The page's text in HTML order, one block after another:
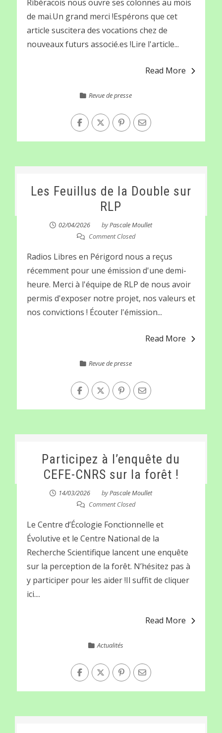
Ribéracois nous ouvre ses colonnes au mois
de mai.Un grand merci !Espérons que cet
article suscitera des vocations chez de
nouveaux futurs associé.es !Lire l'article...
Read More
Revue de presse
Les Feuillus de la Double sur
RLP
02/04/2026 byPascale Moullet
Comment Closed
Radios Libres en Périgord nous a reçus
récemment pour une émission d'une demi-
heure. Merci à l'équipe de RLP de nous avoir
permis d'exposer notre projet, nos valeurs et
nos convictions ! Écouter l'émission...
Read More
Revue de presse
Participez à l’enquête du
CEFE-CNRS sur la forêt !
14/03/2026 byPascale Moullet
Comment Closed
Le Centre d’Écologie Fonctionnelle et
Évolutive et le Centre National de la
Recherche Scientifique lancent une enquête
sur la perception de la forêt. N’hésitez pas à
y participer pour les aider !Il suffit de cliquer
ici....
Read More
Actualités